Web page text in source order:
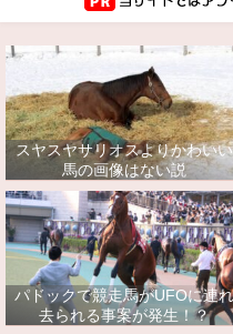
スヤスヤサリオスよりかわいい
馬の画像はない説
パドックで競走馬がUFOに連
去られる事案が発生！？